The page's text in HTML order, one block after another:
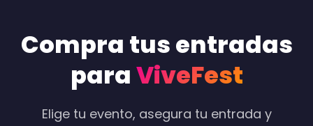
Compra tus entradas
paraViveFest
Elige tu evento, asegura tu entrada y